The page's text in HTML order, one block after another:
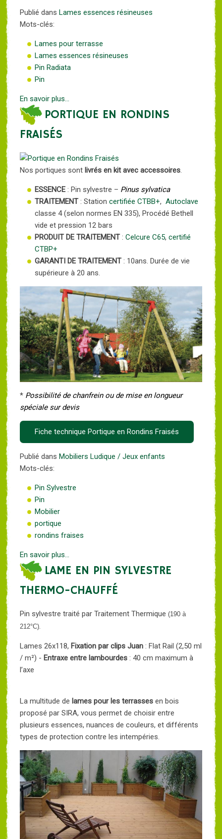
Publié dans Lames essences résineuses
Mots-clés:
Lames pour terrasse
Lames essences résineuses
Pin Radiata
Pin
En savoir plus...
PORTIQUE EN RONDINS
FRAISÉS
Nos portiques sont livrés en kit avec accessoires.
ESSENCE : Pin sylvestre – Pinus sylvatica
TRAITEMENT: Station certifiée CTBB+, Autoclave
classe 4 (selon normes EN 335), Procédé Bethell
vide et pression 12 bars
PRODUIT DE TRAITEMENT: Celcure C65, certifié
CTBP+
GARANTI DE TRAITEMENT: 10ans. Durée de vie
supérieure à 20 ans.
* Possibilité de chanfrein ou de mise en longueur
spéciale sur devis
Fiche technique Portique en Rondins Fraisés
Publié dans Mobiliers Ludique / Jeux enfants
Mots-clés:
Pin Sylvestre
Pin
Mobilier
portique
rondins fraises
En savoir plus...
LAME EN PIN SYLVESTRE
THERMO-CHAUFFÉ
Pin sylvestre traité par Traitement Thermique (190 à
212°C).
Lames 26x118, Fixation par clips Juan : Flat Rail (2,50 ml
/ m²) - Entraxe entre lambourdes : 40 cm maximum à
l’axe
La multitude de lames pour les terrasses en bois
proposé par SIRA, vous permet de choisir entre
plusieurs essences, nuances de couleurs, et différents
types de protection contre les intempéries.